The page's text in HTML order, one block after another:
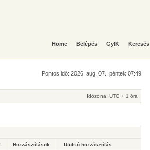
Home Belépés GyIK Keresés
Pontos idő: 2026. aug. 07., péntek 07:49
Időzóna: UTC + 1 óra
Hozzászólások Utolsó hozzászólás